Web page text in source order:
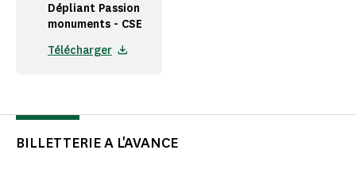
Dépliant Passion
monuments - CSE
Télécharger
BILLETTERIE A L'AVANCE